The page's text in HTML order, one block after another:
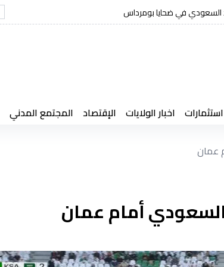
السعودي في ضحايا بومرداس
اخبار الولايات الإقتصاد المجتمع المدني
عمان
السعودي أمام عمان